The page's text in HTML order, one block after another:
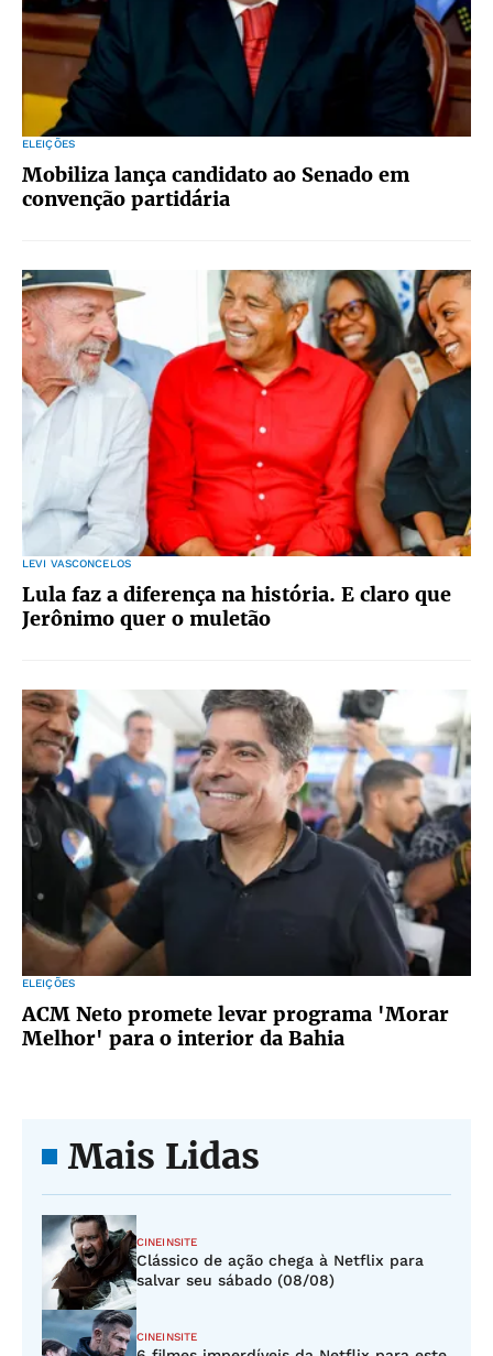
ELEIÇÕES
Mobiliza lança candidato ao Senado em
convenção partidária
LEVI VASCONCELOS
Lula faz a diferença na história. E claro que
Jerônimo quer o muletão
ELEIÇÕES
ACM Neto promete levar programa 'Morar
Melhor' para o interior da Bahia
Mais Lidas
CINEINSITE
Clássico de ação chega à Netflix para
salvar seu sábado (08/08)
CINEINSITE